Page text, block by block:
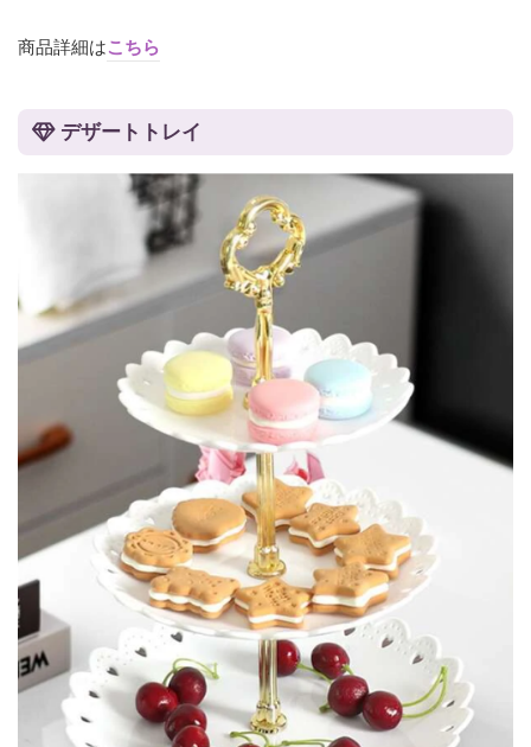
商品詳細はこちら
デザートトレイ